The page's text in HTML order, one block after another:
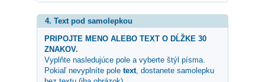
4. Text pod samolepkou
PRIPOJTE MENO ALEBO TEXT O DĹŽKE 30
ZNAKOV.
Vyplňte nasledujúce pole a vyberte štýl písma.
Pokiaľ nevyplníte pole text, dostanete samolepku